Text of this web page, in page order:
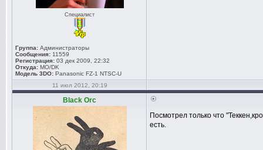
Специалист
Группа: Администраторы
Сообщения: 11559
Регистрация: 03 дек 2009, 22:32
Откуда: MO/DK
Модель 3DO: Panasonic FZ-1 NTSC-U
11 июл 2012, 20:19
Black Orc
Посмотрел только что
есть.